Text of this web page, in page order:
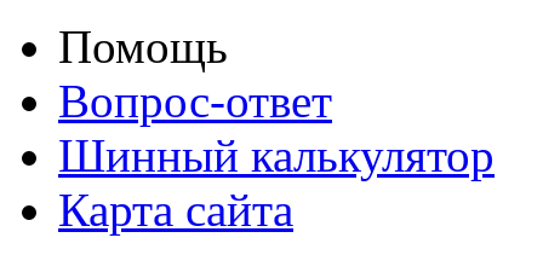
Помощь
Вопрос-ответ
Шинный калькулятор
Карта сайта